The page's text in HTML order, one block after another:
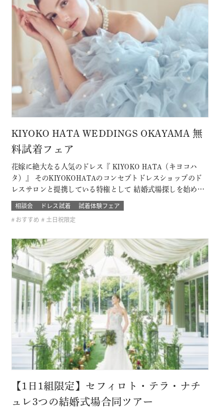
KIYOKO HATA WEDDINGS OKAYAMA 無
料試着フェア
花嫁に絶大なる人気のドレス『 KIYOKO HATA（キヨコハ
タ）』 そのKIYOKOHATAのコンセプトドレスショップのド
レスサロンと提携している特権として 結婚式場探しを始めた
おふたり限定の無料試着会を開催。 式場探しと一緒にドレス
も試着できて、結婚式のイメージが広がります！ 他のドレス
サロンでは取り扱いのないドレスも見れて着れるのは「ここ
相談会 ドレス試着
試着体験フェア
おすすめ
土日祝限定
【1日1組限定】セフィロト・テラ・ナチ
ュレ3つの結婚式場合同ツアー